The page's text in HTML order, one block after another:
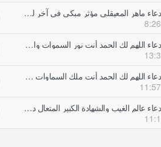
دعاء ماهر المعيقلي مؤثر مبكي في آخر ليلة 29 رمضان 1435 - تحري ليلة القدر
8:26
دعاء اللهم لك الحمد أنت نور السموات والارض أجمل دعاء فهد الكندري
13:3
دعاء اللهم لك الحمد أنت ملك السماوات والأرض دعاء مميز جدا هزاع البلوشي
11:57
دعاء عالم الغيب والشهادة الكبير المتعال دعاء ليلة القدر مؤثر ياسر الدوسري
11:1